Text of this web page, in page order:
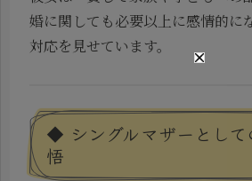
婚に関しても必要以上に感情的に
対応を見せています。
◆ シングルマザーとして
悟